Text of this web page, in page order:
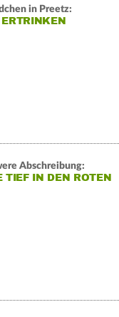
in Preetz:
Abschreibung:
TIEF IN DEN ROTEN